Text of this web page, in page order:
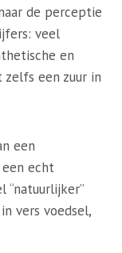
de perceptie
veel
en
een zuur in
een
echt
vers voedsel,